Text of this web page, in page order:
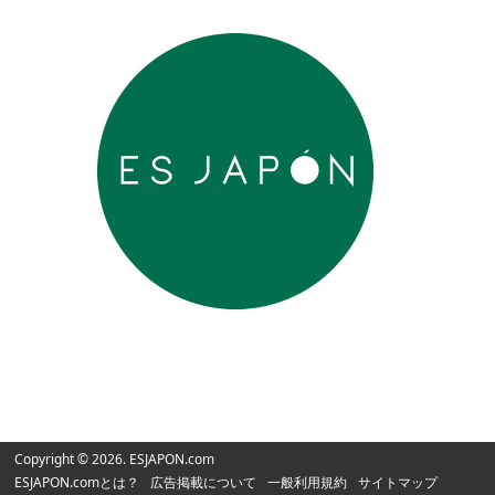
Copyright © 2026. ESJAPON.com
ESJAPON.comとは？
広告掲載について 一般利用規約
サイトマップ